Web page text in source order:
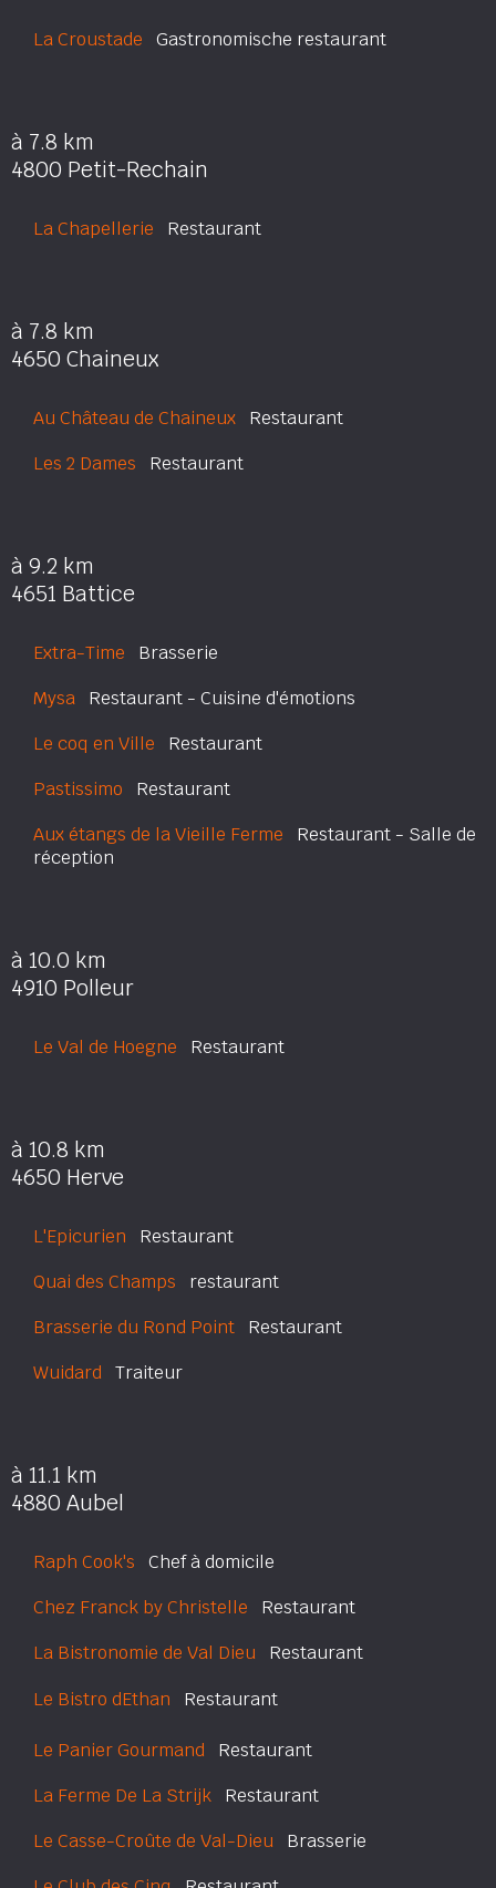
La Croustade Gastronomische restaurant
à 7.8 km
4800 Petit-Rechain
La Chapellerie Restaurant
à 7.8 km
4650 Chaineux
Au Château de Chaineux Restaurant
Les 2 Dames Restaurant
à 9.2 km
4651 Battice
Extra-Time Brasserie
Mysa Restaurant - Cuisine d'émotions
Le coq en Ville Restaurant
Pastissimo Restaurant
Aux étangs de la Vieille Ferme Restaurant - Salle de
réception
à 10.0 km
4910 Polleur
Le Val de Hoegne Restaurant
à 10.8 km
4650 Herve
L'Epicurien Restaurant
Quai des Champs restaurant
Brasserie du Rond Point Restaurant
Wuidard Traiteur
à 11.1 km
4880 Aubel
Raph Cook's Chef à domicile
Chez Franck by Christelle Restaurant
La Bistronomie de Val Dieu Restaurant
Le Bistro dEthan Restaurant
Le Panier Gourmand Restaurant
La Ferme De La Strijk Restaurant
Le Casse-Croûte de Val-Dieu Brasserie